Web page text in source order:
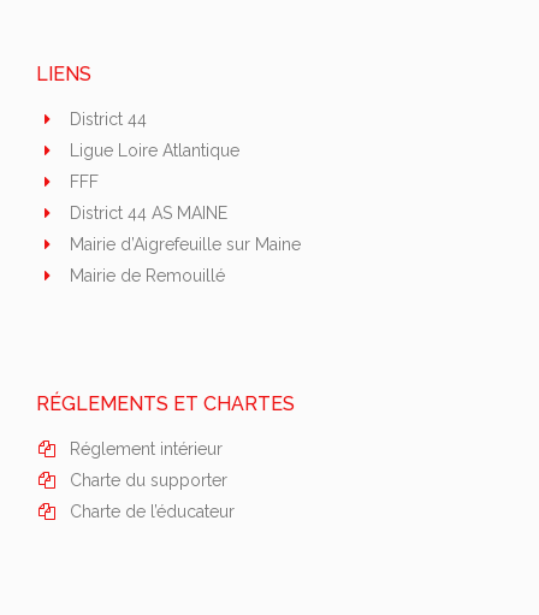
LIENS
District 44
Ligue Loire Atlantique
FFF
District 44 AS MAINE
Mairie d’Aigrefeuille sur Maine
Mairie de Remouillé
RÉGLEMENTS ET CHARTES
Réglement intérieur
Charte du supporter
Charte de l’éducateur